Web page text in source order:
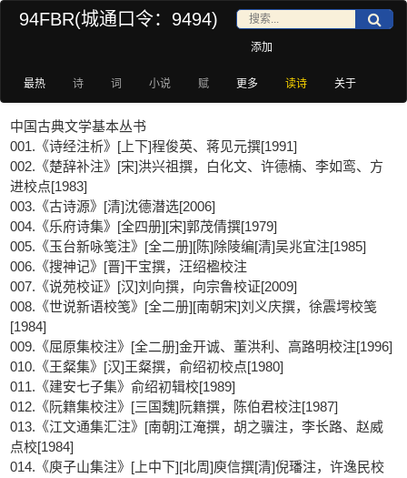
94FBR(城通口令：9494)
添加
最热 诗 词 小说 赋 更多 读诗 关于
中国古典文学基本丛书
001.《诗经注析》[上下]程俊英、蒋见元撰[1991]
002.《楚辞补注》[宋]洪兴祖撰，白化文、许德楠、李如鸾、方
进校点[1983]
003.《古诗源》[清]沈德潜选[2006]
004.《乐府诗集》[全四册][宋]郭茂倩撰[1979]
005.《玉台新咏笺注》[全二册][陈]除陵编[清]吴兆宜注[1985]
006.《搜神记》[晋]干宝撰，汪绍楹校注
007.《说苑校证》[汉]刘向撰，向宗鲁校证[2009]
008.《世说新语校笺》[全二册][南朝宋]刘义庆撰，徐震堮校笺
[1984]
009.《屈原集校注》[全二册]金开诚、董洪利、高路明校注[1996]
010.《王粲集》[汉]王粲撰，俞绍初校点[1980]
011.《建安七子集》俞绍初辑校[1989]
012.《阮籍集校注》[三国魏]阮籍撰，陈伯君校注[1987]
013.《江文通集汇注》[南朝]江淹撰，胡之骥注，李长路、赵威
点校[1984]
014.《庾子山集注》[上中下][北周]庾信撰[清]倪璠注，许逸民校